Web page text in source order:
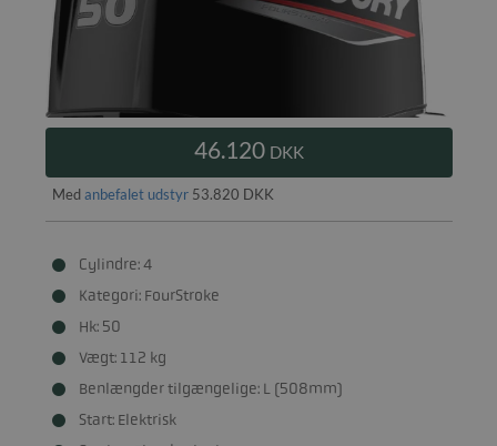
46.120 DKK
Med anbefalet udstyr53.820 DKK
Cylindre: 4
Kategori: FourStroke
Hk: 50
Vægt: 112 kg
Benlængder tilgængelige: L (508mm)
Start: Elektrisk